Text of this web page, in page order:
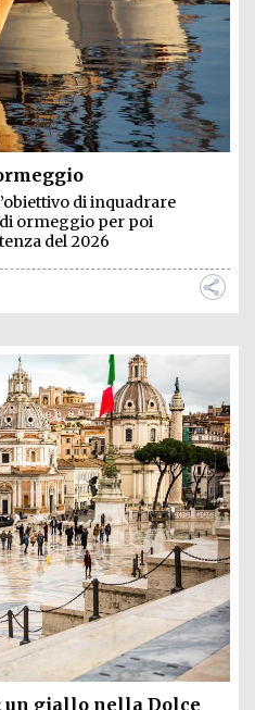
di inquadrare
ormeggio per poi
del 2026
un giallo nella Dolce